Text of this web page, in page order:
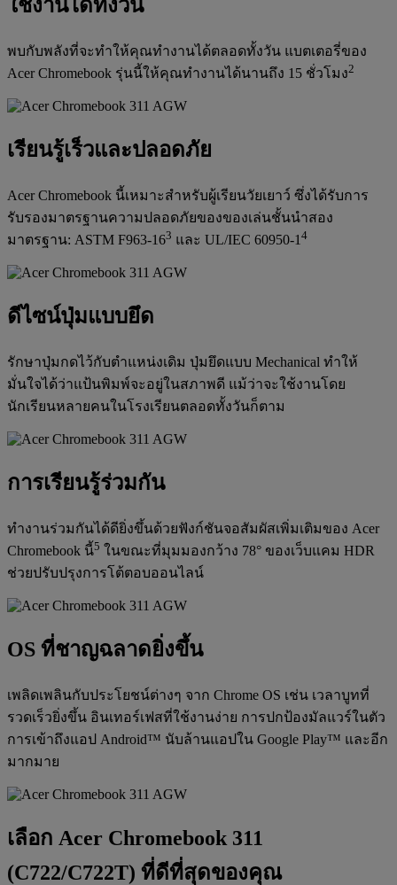
ใช้งานได้ทั้งวัน
พบกับพลังที่จะทำให้คุณทำงานได้ตลอดทั้งวัน แบตเตอรี่ของ
Acer Chromebook รุ่นนี้ให้คุณทำงานได้นานถึง 15 ชั่วโมง2
เรียนรู้เร็วและปลอดภัย
Acer Chromebook นี้เหมาะสำหรับผู้เรียนวัยเยาว์ ซึ่งได้รับการ
รับรองมาตรฐานความปลอดภัยของของเล่นชั้นนำสอง
มาตรฐาน: ASTM F963-163 และ UL/IEC 60950-1 4
ดีไซน์ปุ่มแบบยึด
รักษาปุ่มกดไว้กับตำแหน่งเดิม ปุ่มยึดแบบ Mechanical ทำให้
มั่นใจได้ว่าแป้นพิมพ์จะอยู่ในสภาพดี แม้ว่าจะใช้งานโดย
นักเรียนหลายคนในโรงเรียนตลอดทั้งวันก็ตาม
การเรียนรู้ร่วมกัน
ทำงานร่วมกันได้ดียิ่งขึ้นด้วยฟังก์ชันจอสัมผัสเพิ่มเติมของ Acer
Chromebook นี้5 ในขณะที่มุมมองกว้าง 78° ของเว็บแคม HDR
ช่วยปรับปรุงการโต้ตอบออนไลน์
OS ที่ชาญฉลาดยิ่งขึ้น
เพลิดเพลินกับประโยชน์ต่างๆ จาก Chrome OS เช่น เวลาบูทที่
รวดเร็วยิ่งขึ้น อินเทอร์เฟสที่ใช้งานง่าย การปกป้องมัลแวร์ในตัว
การเข้าถึงแอป Android™ นับล้านแอปใน Google Play™ และอีก
มากมาย
เลือก Acer Chromebook 311
(C722/C722T) ที่ดีที่สุดของคุณ